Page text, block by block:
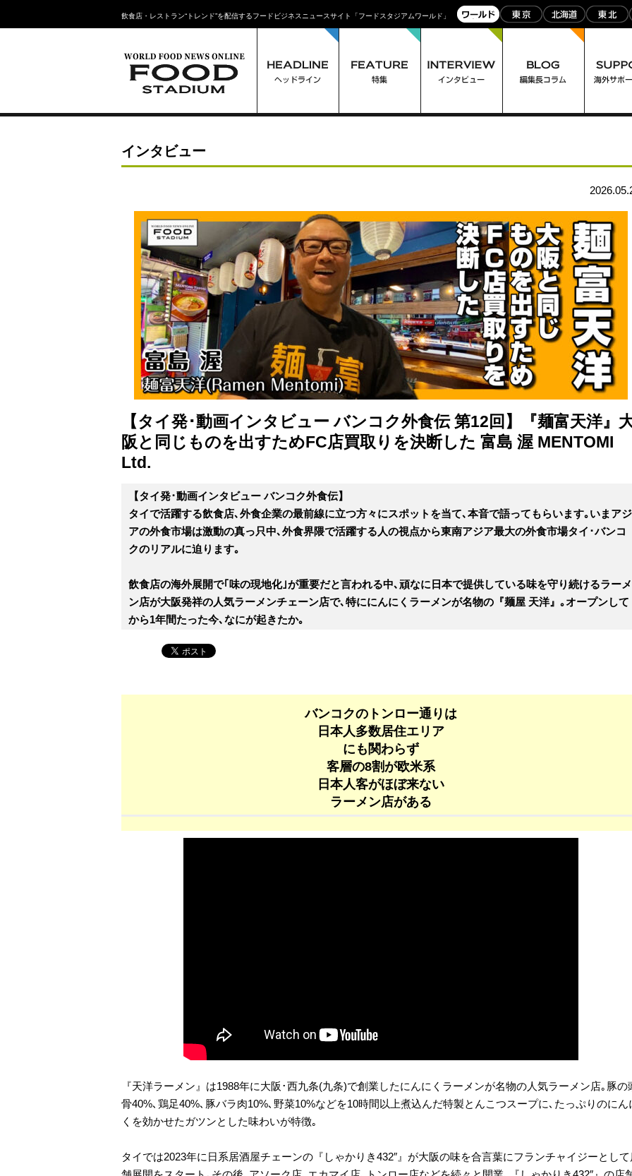
飲食店・レストラン“トレンド”を配信するフードビジネスニュースサイト「フードスタジアムワールド」
インタビュー
【タイ発･動画インタビュー バンコク外食伝 第12回】『麺富天洋』
阪と同じものを出すためFC店買取りを決断した 富島 渥 MENTOMI
Ltd.
【タイ発･動画インタビュー バンコク外食伝】
タイで活躍する飲食店､外食企業の最前線に立つ方々にスポットを当て､本音で語ってもらいます｡いまアジ
アの外食市場は激動の真っ只中､外食界隈で活躍する人の視点から東南アジア最大の外食市場タイ･バンコ
クのリアルに迫ります｡
飲食店の海外展開で｢味の現地化｣が重要だと言われる中､頑なに日本で提供している味を守り続けるラーメ
ン店が大阪発祥の人気ラーメンチェーン店で､特ににんにくラーメンが名物の『麺屋 天洋』｡オープンして
から1年間たった今､なにが起きたか｡
バンコクのトンロー通りは
日本人多数居住エリア
にも関わらず
客層の8割が欧米系
日本人客がほぼ来ない
ラーメン店がある
『天洋ラーメン』は1988年に大阪･西九条(九条)で創業したにんにくラーメンが名物の人気ラーメン店｡豚の
骨40%､鶏足40%､豚バラ肉10%､野菜10%などを10時間以上煮込んだ特製とんこつスープに､たっぷりのにん
くを効かせたガツンとした味わいが特徴｡
タイでは2023年に日系居酒屋チェーンの『しゃかりき432″』が大阪の味を合言葉にフランチャイジーとして